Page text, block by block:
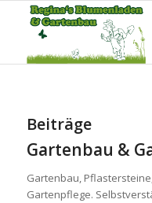
Schlagwortarchiv für:
Sie befinden sich hier:
Beiträge
Gartenbau &
Gartenbau,
Gartenpflege.